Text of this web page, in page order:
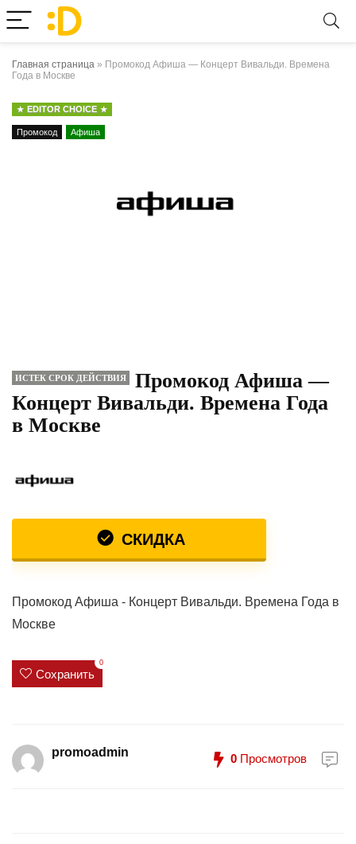
Главная страница » Промокод Афиша — Концерт Вивальди. Времена
Года в Москве
EDITOR CHOICE
Промокод Афиша
ИСТЕК СРОК ДЕЙСТВИЯ
Промокод Афиша —
Концерт Вивальди. Времена Года
в Москве
СКИДКА
Промокод Афиша - Концерт Вивальди. Времена Года в
Москве
Сохранить
0
promoadmin 0 Просмотров